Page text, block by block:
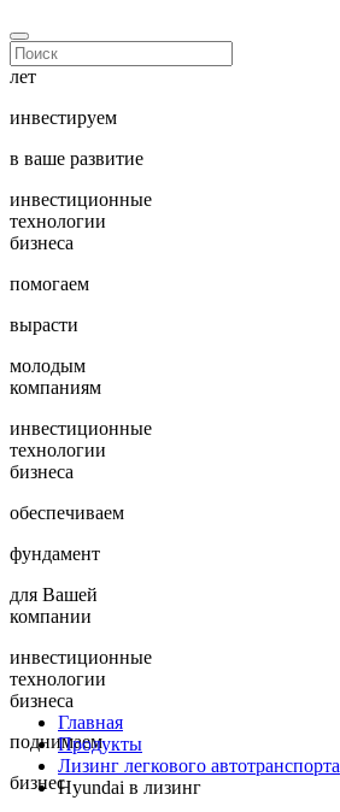
лет
инвестируем
в ваше развитие
инвестиционные
технологии
бизнеса
помогаем
вырасти
молодым
компаниям
инвестиционные
технологии
бизнеса
обеспечиваем
фундамент
для Вашей
компании
инвестиционные
технологии
бизнеса
поднимаем
бизнес
Главная
Продукты
Лизинг легкового автотранспорта
Hyundai в лизинг